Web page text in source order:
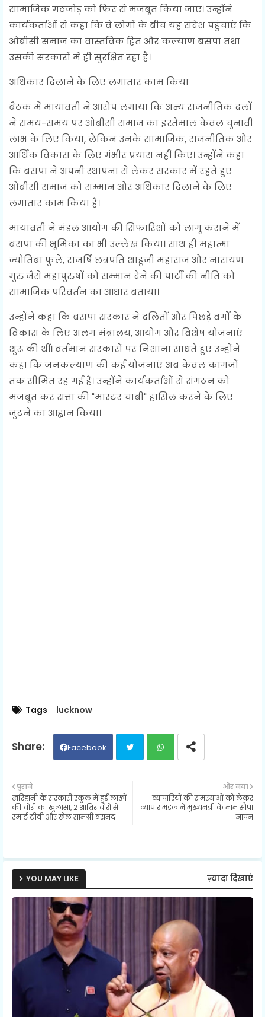
सामाजिक गठजोड़ को फिर से मजबूत किया जाए। उन्होंने
कार्यकर्ताओं से कहा कि वे लोगों के बीच यह संदेश पहुंचाएं कि
ओबीसी समाज का वास्तविक हित और कल्याण बसपा तथा
उसकी सरकारों में ही सुरक्षित रहा है।
अधिकार दिलाने के लिए लगातार काम किया
बैठक में मायावती ने आरोप लगाया कि अन्य राजनीतिक दलों
ने समय-समय पर ओबीसी समाज का इस्तेमाल केवल चुनावी
लाभ के लिए किया, लेकिन उनके सामाजिक, राजनीतिक और
आर्थिक विकास के लिए गंभीर प्रयास नहीं किए। उन्होंने कहा
कि बसपा ने अपनी स्थापना से लेकर सरकार में रहते हुए
ओबीसी समाज को सम्मान और अधिकार दिलाने के लिए
लगातार काम किया है।
मायावती ने मंडल आयोग की सिफारिशों को लागू कराने में
बसपा की भूमिका का भी उल्लेख किया। साथ ही महात्मा
ज्योतिबा फुले, राजर्षि छत्रपति शाहूजी महाराज और नारायण
गुरु जैसे महापुरुषों को सम्मान देने की पार्टी की नीति को
सामाजिक परिवर्तन का आधार बताया।
उन्होंने कहा कि बसपा सरकार ने दलितों और पिछड़े वर्गों के
विकास के लिए अलग मंत्रालय, आयोग और विशेष योजनाएं
शुरू की थीं। वर्तमान सरकारों पर निशाना साधते हुए उन्होंने
कहा कि जनकल्याण की कई योजनाएं अब केवल कागजों
तक सीमित रह गई हैं। उन्होंने कार्यकर्ताओं से संगठन को
मजबूत कर सत्ता की "मास्टर चाबी" हासिल करने के लिए
जुटने का आह्वान किया।
Tags lucknow
Facebook
ter ats
और नया
व्यापारियों की समस्याओं को लेकर
व्यापार मंडल ने मुख्यमंत्री के नाम सौंपा
ज्ञापन
पुराने
खरिहानी के सरकारी स्कूल में हुई लाखों
की चोरी का खुलासा, 2 शातिर चोरों से
स्मार्ट टीवी और खेल सामग्री बरामद
YOU MAY LIKE ज़्यादा दिखाएं